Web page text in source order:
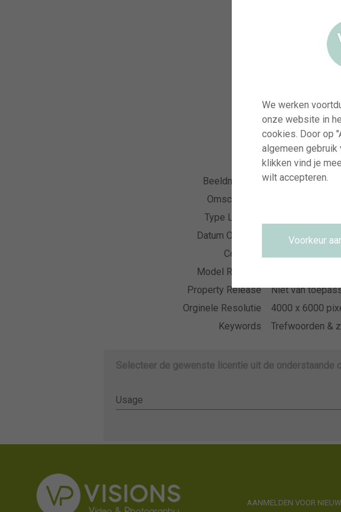
Beeldnummer
visi233542
Omschrijving
Type Licentie
Datum Opname
12.06.2025
Collectie
Model Release
Property Release
Niet van
Orginele Resolutie
4000 x 6000
Keywords
Trefwoorden &
Selecteer de gewenste licentie uit de onderstaande
Usage
Usage
AANMELDEN VOOR
We werken
onze website in
cookies. Door op
algemeen gebruik
klikken vind je
wilt accepteren.
Voorkeur